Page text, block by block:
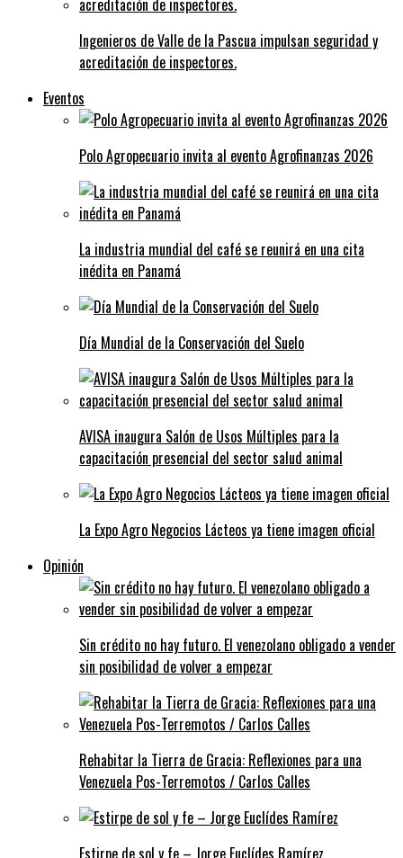
Ingenieros de Valle de la Pascua impulsan seguridad y
acreditación de inspectores.
Eventos
Polo Agropecuario invita al evento Agrofinanzas 2026
La industria mundial del café se reunirá en una cita
inédita en Panamá
Día Mundial de la Conservación del Suelo
AVISA inaugura Salón de Usos Múltiples para la
capacitación presencial del sector salud animal
La Expo Agro Negocios Lácteos ya tiene imagen oficial
Opinión
Sin crédito no hay futuro. El venezolano obligado a vender
sin posibilidad de volver a empezar
Rehabitar la Tierra de Gracia: Reflexiones para una
Venezuela Pos-Terremotos / Carlos Calles
Estirpe de sol y fe – Jorge Euclídes Ramírez